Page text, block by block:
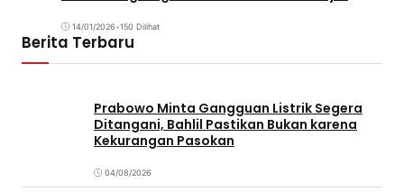
14/01/2026•150 Dilihat
Berita Terbaru
Prabowo Minta Gangguan Listrik Segera
Ditangani, Bahlil Pastikan Bukan karena
Kekurangan Pasokan
04/08/2026